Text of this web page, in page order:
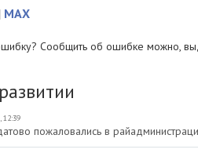
MAX
Cообщить об ошибке можно,
12:39
пожаловались в